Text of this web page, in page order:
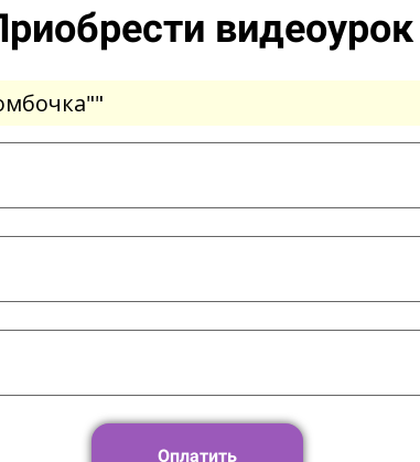
видеоурок
Оплатить